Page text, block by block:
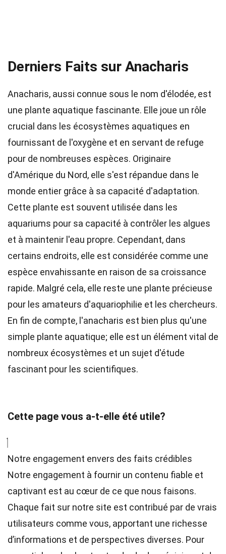
Derniers Faits sur Anacharis
Anacharis, aussi connue sous le nom d'élodée, est
une plante aquatique fascinante. Elle joue un rôle
crucial dans les écosystèmes aquatiques en
fournissant de l'oxygène et en servant de refuge
pour de nombreuses espèces. Originaire
d'Amérique du Nord, elle s'est répandue dans le
monde entier grâce à sa capacité d'adaptation.
Cette plante est souvent utilisée dans les
aquariums pour sa capacité à contrôler les algues
et à maintenir l'eau propre. Cependant, dans
certains endroits, elle est considérée comme une
espèce envahissante en raison de sa croissance
rapide. Malgré cela, elle reste une plante précieuse
pour les amateurs d'aquariophilie et les chercheurs.
En fin de compte, l'anacharis est bien plus qu'une
simple plante aquatique; elle est un élément vital de
nombreux écosystèmes et un sujet d'étude
fascinant pour les scientifiques.
Cette page vous a-t-elle été utile?
Notre engagement envers des faits crédibles
Notre engagement à fournir un contenu fiable et
captivant est au cœur de ce que nous faisons.
Chaque fait sur notre site est contribué par de vrais
utilisateurs comme vous, apportant une richesse
d’informations et de perspectives diverses. Pour